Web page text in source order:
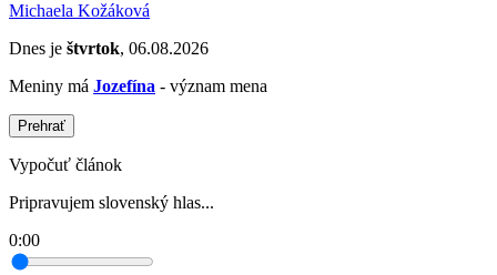
Michaela Kožáková
Dnes je štvrtok, 06.08.2026
Meniny má Jozefína - význam mena
Prehrať
Vypočuť článok
Pripravujem slovenský hlas...
0:00